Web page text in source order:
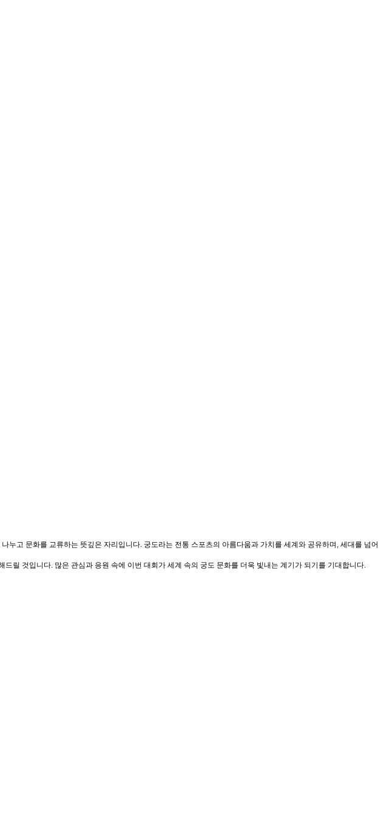
고 문화를 교류하는 뜻깊은 자리입니다. 궁도라는 전통 스포츠의 아름다움과 가치를 세계와 공유하며, 세대를 넘어
릴 것입니다. 많은 관심과 응원 속에 이번 대회가 세계 속의 궁도 문화를 더욱 빛내는 계기가 되기를 기대합니다.